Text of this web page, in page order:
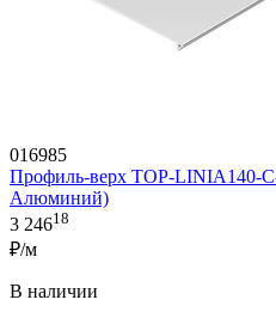
016985
Профиль-верх TOP-LINIA140-
Алюминий)
3 24618
₽/м
В наличии